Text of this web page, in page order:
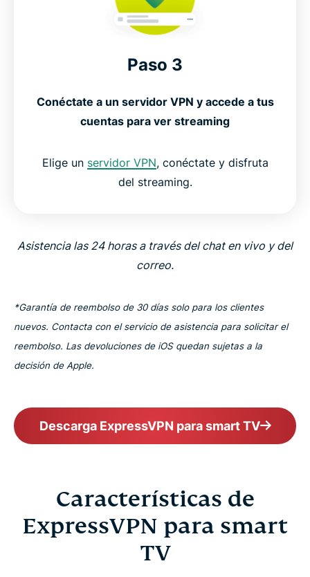
Paso 3
Conéctate a un servidor VPN y accede a tus
cuentas para ver streaming
Elige un servidor VPN, conéctate y disfruta
del streaming.
Asistencia las 24 horas a través del chat en vivo y del
correo.
*Garantía de reembolso de 30 días solo para los clientes
nuevos. Contacta con el servicio de asistencia para solicitar el
reembolso. Las devoluciones de iOS quedan sujetas a la
decisión de Apple.
Descarga ExpressVPN para smart TV
Características de
ExpressVPN para smart
TV